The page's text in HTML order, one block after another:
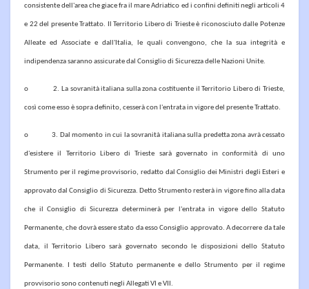
consistente dell'area che giace fra il mare Adriatico ed i confini definiti negli articoli 4
e 22 del presente Trattato. Il Territorio Libero di Trieste è riconosciuto dalle Potenze
Alleate ed Associate e dall'Italia, le quali convengono, che la sua integrità e
indipendenza saranno assicurate dal Consiglio di Sicurezza delle Nazioni Unite.
o 2. La sovranità italiana sulla zona costituente il Territorio Libero di Trieste,
così come esso è sopra definito, cesserà con l'entrata in vigore del presente Trattato.
o 3. Dal momento in cui la sovranità italiana sulla predetta zona avrà cessato
d'esistere il Territorio Libero di Trieste sarà governato in conformità di uno
Strumento per il regime provvisorio, redatto dal Consiglio dei Ministri degli Esteri e
approvato dal Consiglio di Sicurezza. Detto Strumento resterà in vigore fino alla data
che il Consiglio di Sicurezza determinerà per l'entrata in vigore dello Statuto
Permanente, che dovrà essere stato da esso Consiglio approvato. A decorrere da tale
data, il Territorio Libero sarà governato secondo le disposizioni dello Statuto
Permanente. I testi dello Statuto permanente e dello Strumento per il regime
provvisorio sono contenuti negli Allegati VI e VII.